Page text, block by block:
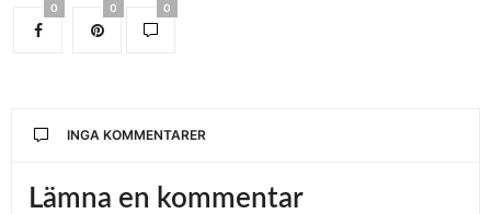
0 0 0
INGA KOMMENTARER
Lämna en kommentar